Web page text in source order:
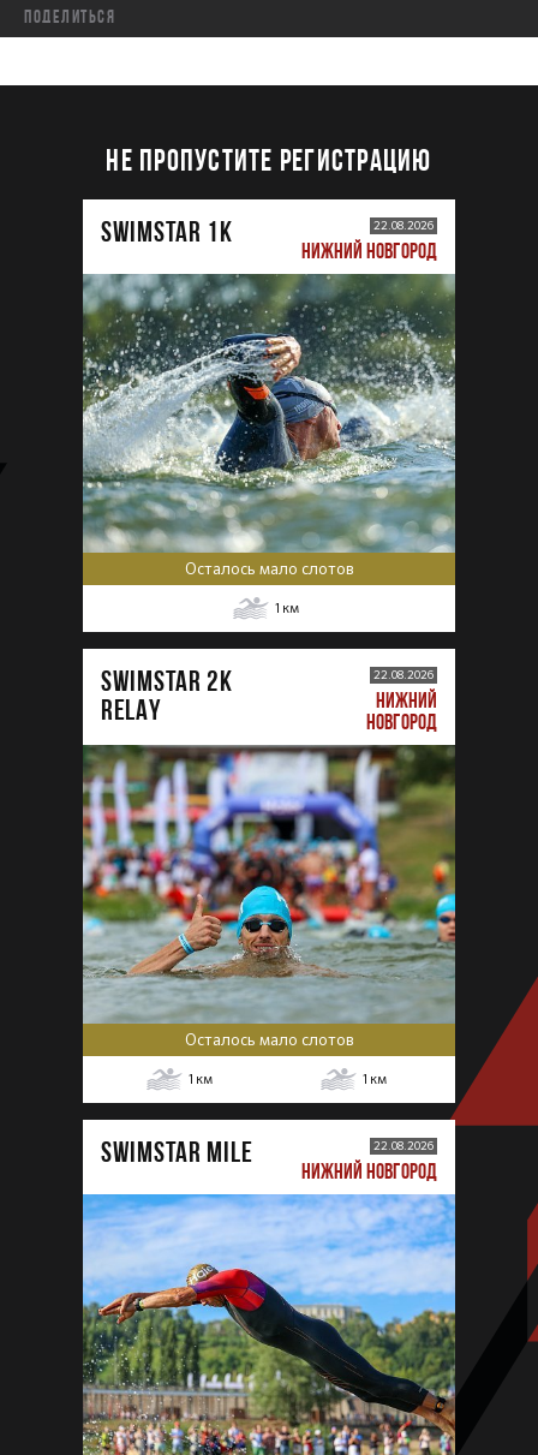
Поделиться
НЕ ПРОПУСТИТЕ РЕГИСТРАЦИЮ
SWIMSTAR 1K 22.08.2026
НИЖНИЙ НОВГОРОД
Осталось мало слотов
1 км
SWIMSTAR 2K
RELAY
22.08.2026
НИЖНИЙ
НОВГОРОД
Осталось мало слотов
1 км 1 км
SWIMSTAR MILE 22.08.2026
НИЖНИЙ НОВГОРОД